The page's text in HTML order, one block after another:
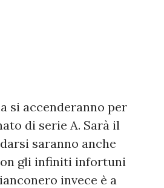
si accenderanno per
di serie A. Sarà il
saranno anche
gli infiniti infortuni
invece è a